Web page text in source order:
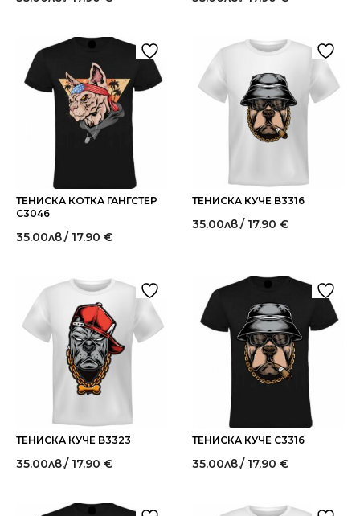
ТЕНИСКА КОТКА ГАНГСТЕР
C3046
35.00лв./ 17.90 €
ТЕНИСКА КУЧЕ B3316
35.00лв./ 17.90 €
ТЕНИСКА КУЧЕ B3323
35.00лв./ 17.90 €
ТЕНИСКА КУЧЕ C3316
35.00лв./ 17.90 €